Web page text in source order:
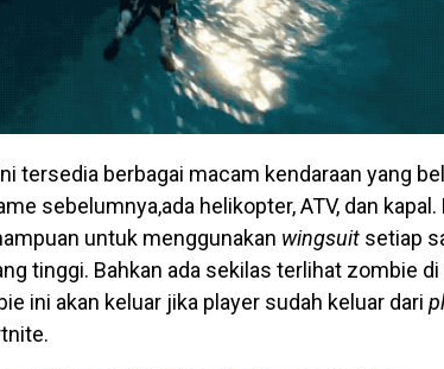
tersedia berbagai macam kendaraan yang
sebelumnya,ada helikopter, ATV, dan kapal.
untuk menggunakan wingsuit setiap
tinggi. Bahkan ada sekilas terlihat zombie di
ini akan keluar jika player sudah keluar dari